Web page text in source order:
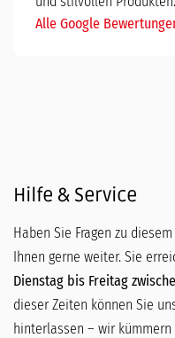
Alle Google
Hilfe & Service
Haben Sie Fragen zu
Ihnen gerne weiter. Sie
Dienstag bis Freitag
dieser Zeiten können Sie
hinterlassen – wir